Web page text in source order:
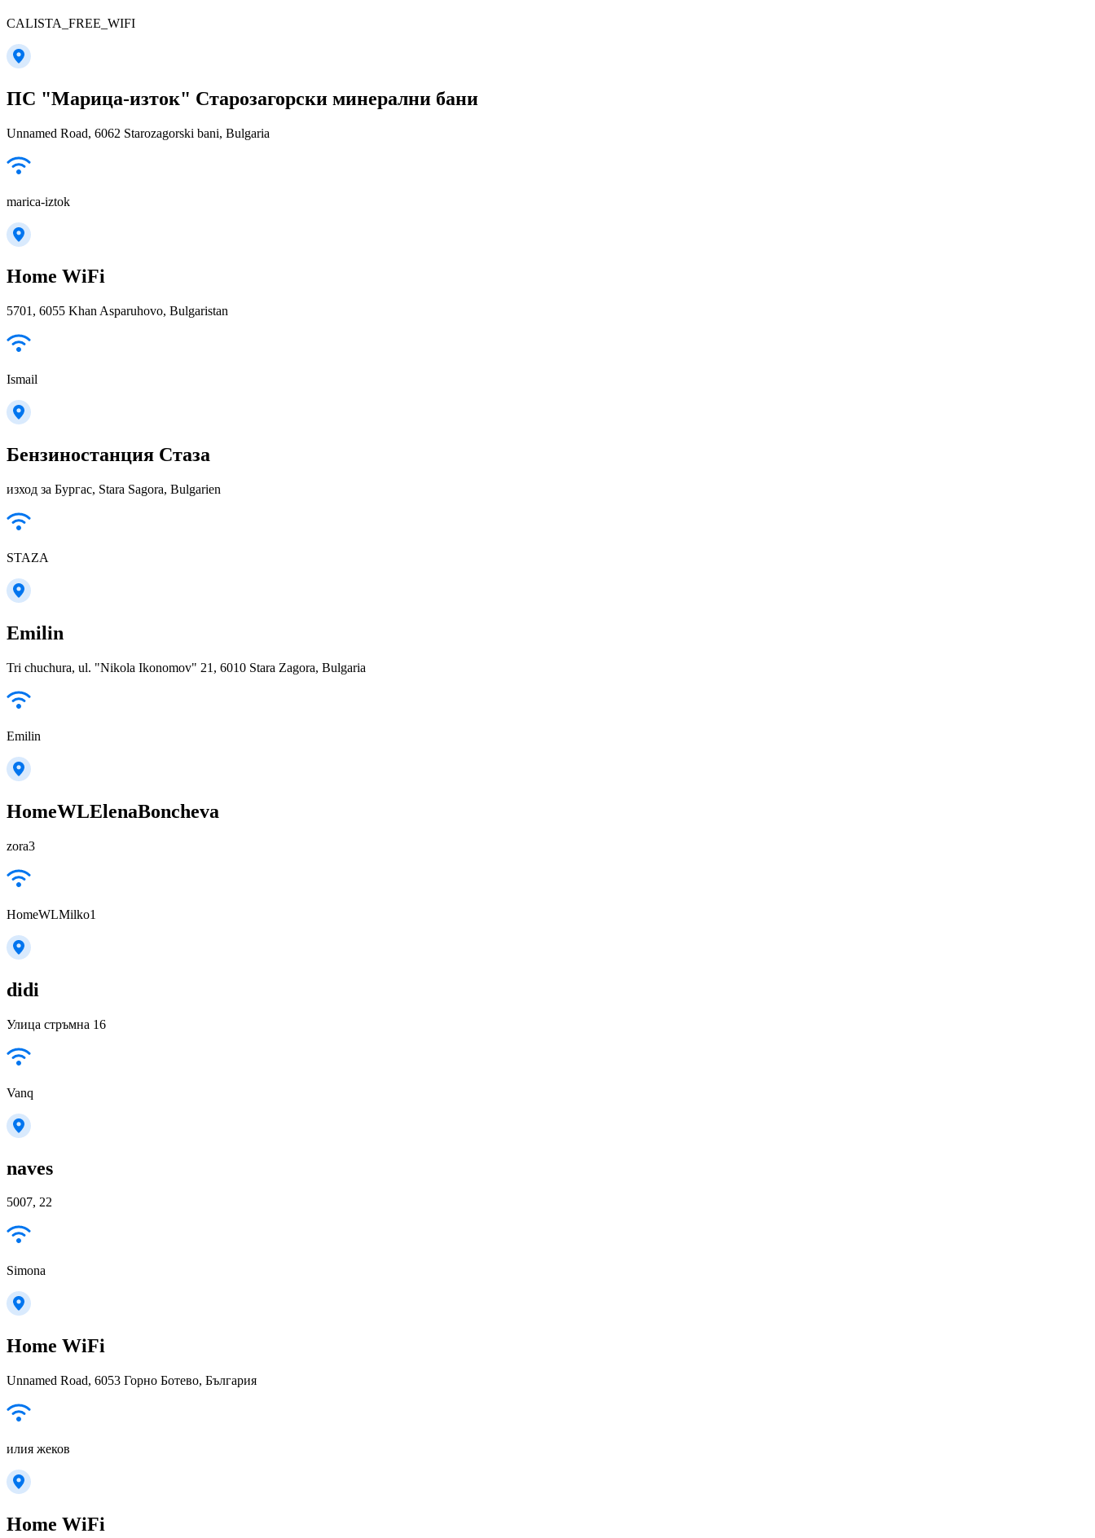
CALISTA_FREE_WIFI
ПС "Марица-изток" Старозагорски минерални бани
Unnamed Road, 6062 Starozagorski bani, Bulgaria
marica-iztok
Home WiFi
5701, 6055 Khan Asparuhovo, Bulgaristan
Ismail
Бензиностанция Стаза
изход за Бургас, Stara Sagora, Bulgarien
STAZA
Emilin
Tri chuchura, ul. "Nikola Ikonomov" 21, 6010 Stara Zagora, Bulgaria
Emilin
HomeWLElenaBoncheva
zora3
HomeWLMilko1
didi
Улица стръмна 16
Vanq
naves
5007, 22
Simona
Home WiFi
Unnamed Road, 6053 Горно Ботево, България
илия жеков
Home WiFi